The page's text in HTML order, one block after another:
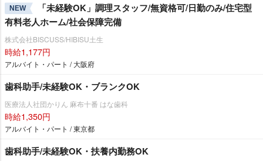
NEW
「未経験OK」調理スタッフ/無資格可/日勤のみ/住宅型
有料老人ホーム/社会保障完備
株式会社BISCUSS/HIBISU土生
時給1,177円
アルバイト・パート / 大阪府
歯科助手/未経験OK・ブランクOK
医療法人社団かりん 麻布十番 はな歯科
時給1,350円
アルバイト・パート / 東京都
歯科助手/未経験OK・扶養内勤務OK